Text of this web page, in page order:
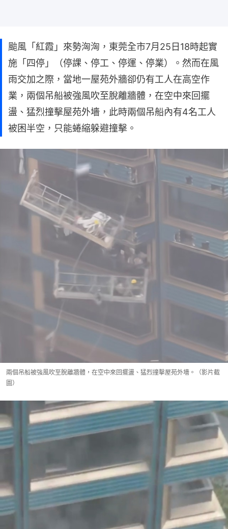
颱風「紅霞」來勢洶洶，東莞全市7月25日18時起實
施「四停」（停課、停工、停運、停業）。然而在風
雨交加之際，當地一屋苑外牆卻仍有工人在高空作
業，兩個吊船被強風吹至脫離牆體，在空中來回擺
盪、猛烈撞擊屋苑外墻，此時兩個吊船內有4名工人
被困半空，只能蜷縮躲避撞擊。
兩個吊船被強風吹至脫離牆體，在空中來回擺盪、猛烈撞擊屋苑外墻。（影片截
圖）